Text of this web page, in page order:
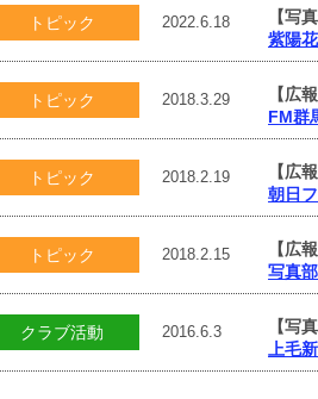
トピック 2022.6.18
【写
紫陽
トピック 2018.3.29
【広
FM群
トピック 2018.2.19
【広
朝日
トピック 2018.2.15
【広
写真
クラブ活動 2016.6.3
【写
上毛